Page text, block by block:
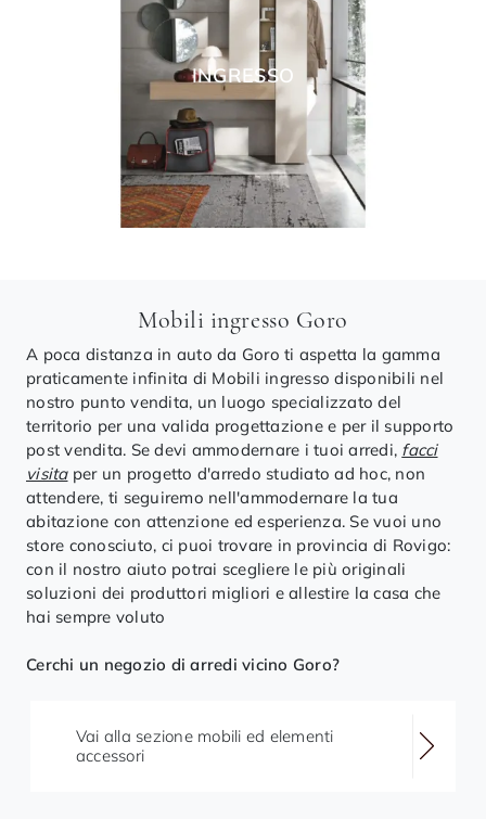
INGRESSO
Mobili ingresso Goro
A poca distanza in auto da Goro ti aspetta la gamma
praticamente infinita di Mobili ingresso disponibili nel
nostro punto vendita, un luogo specializzato del
territorio per una valida progettazione e per il supporto
post vendita. Se devi ammodernare i tuoi arredi, facci
visitaper un progetto d'arredo studiato ad hoc, non
attendere, ti seguiremo nell'ammodernare la tua
abitazione con attenzione ed esperienza. Se vuoi uno
store conosciuto, ci puoi trovare in provincia di Rovigo:
con il nostro aiuto potrai scegliere le più originali
soluzioni dei produttori migliori e allestire la casa che
hai sempre voluto
Cerchi un negozio di arredi vicino Goro?
Vai alla sezione mobili ed elementi
accessori